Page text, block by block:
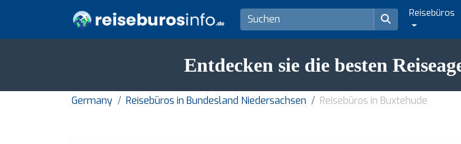
Reisebüros
Entdecken sie die besten
Germany Reisebüros in Bundesland Niedersachsen Reisebüros in Buxtehude